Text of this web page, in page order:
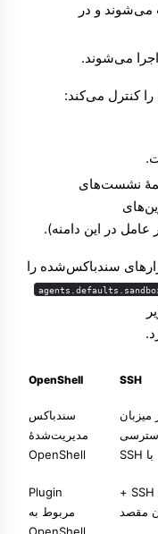
می‌شوند و در
می‌شوند.
را کنترل می‌کند:
نشست‌های
در این دامنه).
سندباکس‌شده را
SSH
OpenShell
میزبان
با SSH
سندباکس
مدیریت‌شدهٔ
OpenShell
کلید SSH +
مقصد
Plugin
مربوط به
OpenShell